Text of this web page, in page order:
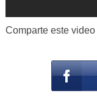
Comparte este